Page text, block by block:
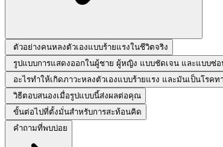
ตัวอย่างคนหลงตัวเองแบบร้ายแรงในชีวิตจริง
รูปแบบการแสดงออกในผู้ชาย ผู้หญิง แบบชัดเจน และแบบซ่อ
อะไรทำให้เกิดภาวะหลงตัวเองแบบร้ายแรง และมันเป็นโรคท
วิธีตอบสนองเมื่อรูปแบบนี้ส่งผลต่อคุณ
ขั้นต่อไปที่ตั้งมั่นสำหรับการสะท้อนคิด
คำถามที่พบบ่อย